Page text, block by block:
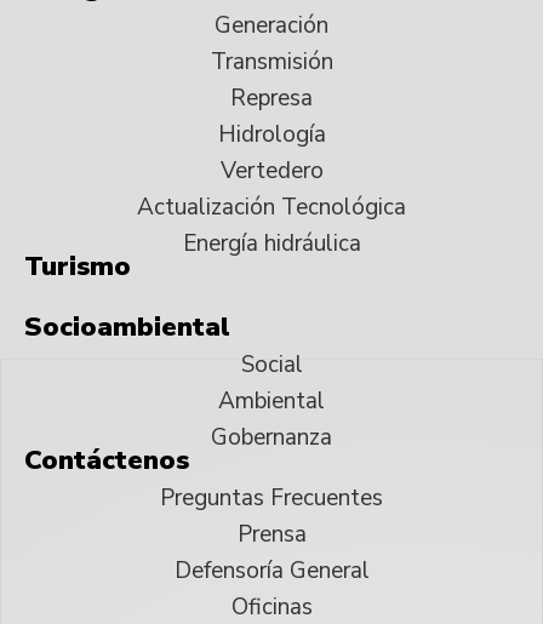
Generación
Transmisión
Represa
Hidrología
Vertedero
Actualización Tecnológica
Energía hidráulica
Turismo
Socioambiental
Social
Ambiental
Gobernanza
Contáctenos
Preguntas Frecuentes
Prensa
Defensoría General
Oficinas